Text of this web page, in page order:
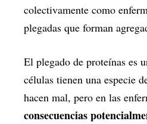
colectivamente como
plegadas que forman
El plegado de proteínas es
células tienen una especie
hacen mal, pero en las
consecuencias